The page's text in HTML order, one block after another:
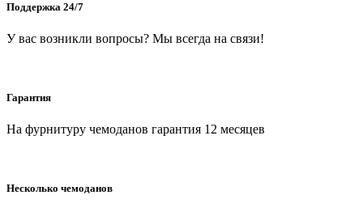
Поддержка 24/7
У вас возникли вопросы? Мы всегда на связи!
Гарантия
На фурнитуру чемоданов гарантия 12 месяцев
Несколько чемоданов